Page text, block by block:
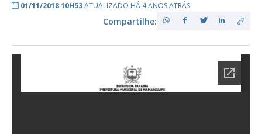
01/11/2018 10H53ATUALIZADO HÁ 4 ANOS ATRÁS
Compartilhe: